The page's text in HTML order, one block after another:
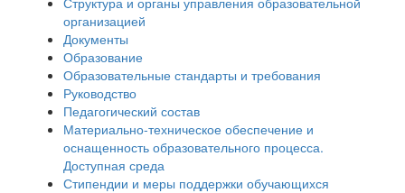
организацией
Документы
Образование
Образовательные стандарты и требования
Руководство
Педагогический состав
Материально-техническое обеспечение и
оснащенность образовательного процесса.
Доступная среда
Стипендии и меры поддержки обучающихся